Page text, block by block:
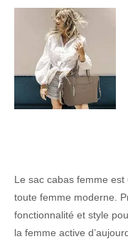
Le sac cabas femme
toute femme moderne.
fonctionnalité et style
la femme active